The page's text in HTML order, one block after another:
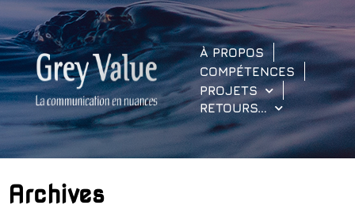
À PROPOS
COMPÉTENCES
PROJETS
RETOURS…
Archives